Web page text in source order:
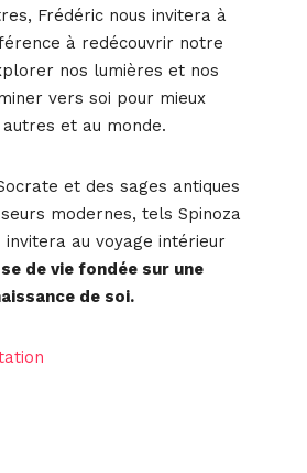
Frédéric nous invitera à
à redécouvrir notre
nos lumières et nos
vers soi pour mieux
et au monde.
et des sages antiques
modernes, tels Spinoza
invitera au voyage intérieur
de vie fondée sur une
de soi.